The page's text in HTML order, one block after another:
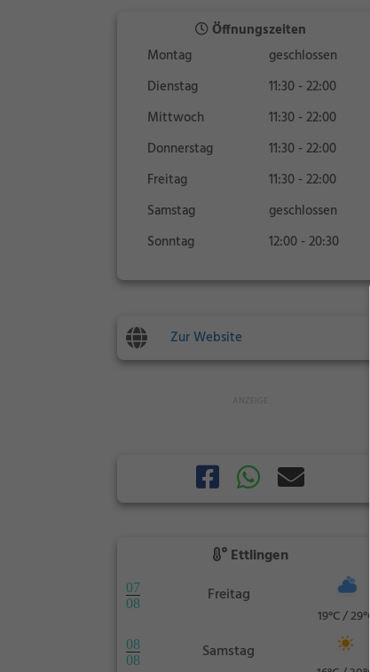
Öffnungszeiten
Montag
geschlossen
Dienstag
11:30 - 22:00
Mittwoch
11:30 - 22:00
Donnerstag
11:30 - 22:00
Freitag
11:30 - 22:00
Samstag
geschlossen
Sonntag
12:00 - 20:30
Zur Website
Ettlingen
07
08
Freitag
19°C / 29°C
08
08
Samstag